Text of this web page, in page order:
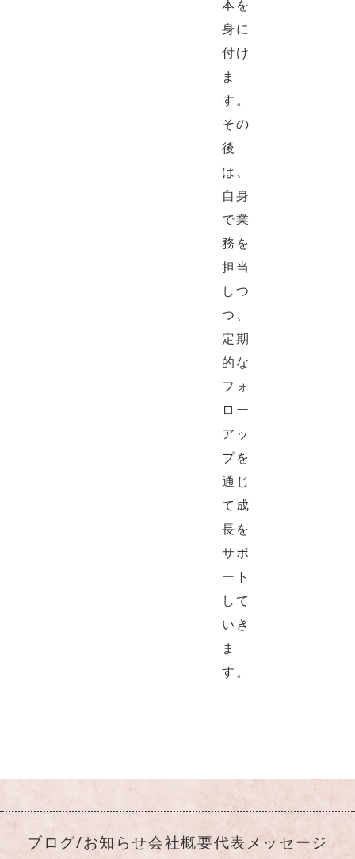
本を
身に
付け
ま
す。
その
後
は、
自身
で業
務を
担当
しつ
つ、
定期
的な
フォ
ロー
アッ
プを
通じ
て成
長を
サポ
ート
して
いき
ま
す。
ブログ/お知らせ会社概要代表メッセージ